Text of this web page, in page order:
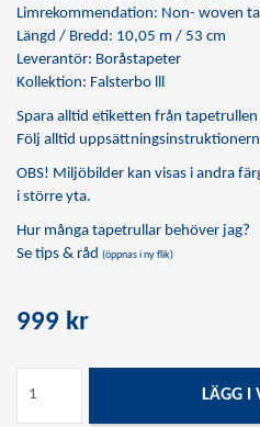
Limrekommendation: Non- woven
Längd / Bredd: 10,05 m / 53 cm
Leverantör: Boråstapeter
Kollektion: Falsterbo lll
Spara alltid etiketten från
Följ alltid
OBS! Miljöbilder kan visas i andra
i större yta.
Hur många tapetrullar behöver jag?
Se tips & råd (öppnas i ny flik)
999 kr
LÄGG I